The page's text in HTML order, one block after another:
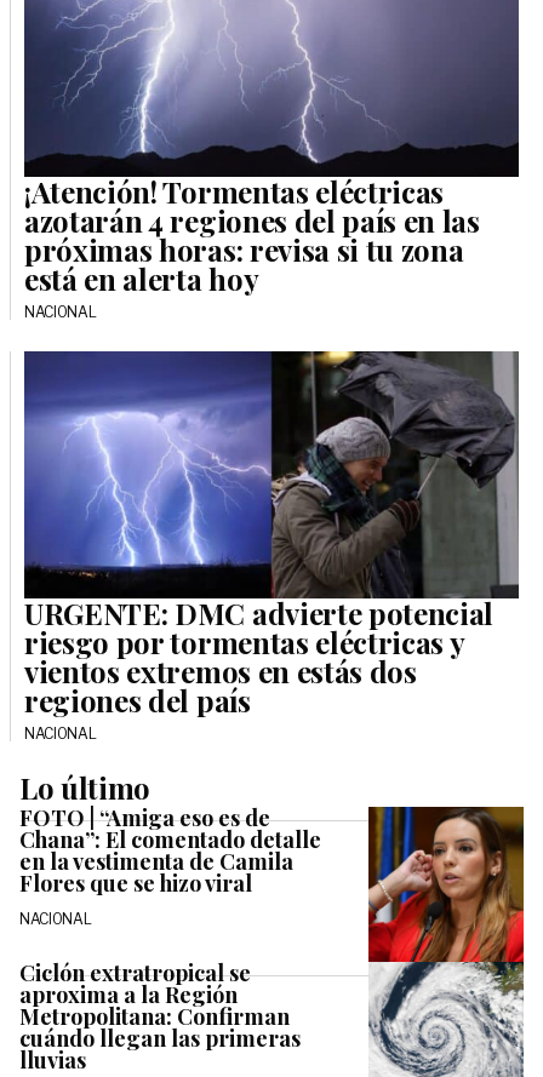
¡Atención! Tormentas eléctricas
azotarán 4 regiones del país en las
próximas horas: revisa si tu zona
está en alerta hoy
NACIONAL
URGENTE: DMC advierte potencial
riesgo por tormentas eléctricas y
vientos extremos en estás dos
regiones del país
NACIONAL
Lo último
FOTO | “Amiga eso es de
Chana”: El comentado detalle
en la vestimenta de Camila
Flores que se hizo viral
NACIONAL
Ciclón extratropical se
aproxima a la Región
Metropolitana: Confirman
cuándo llegan las primeras
lluvias